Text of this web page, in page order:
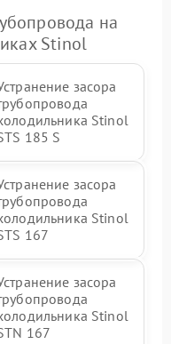
на
Stinol
засора
Stinol
185 S
засора
Stinol
167
засора
Stinol
167